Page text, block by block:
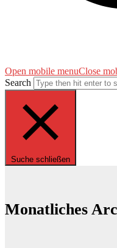
Open mobile menuClose
Search
Suche schließen
Monatliches